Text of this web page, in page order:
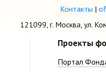
Контакты |
121099, г. Москва, ул.
Проекты
Портал